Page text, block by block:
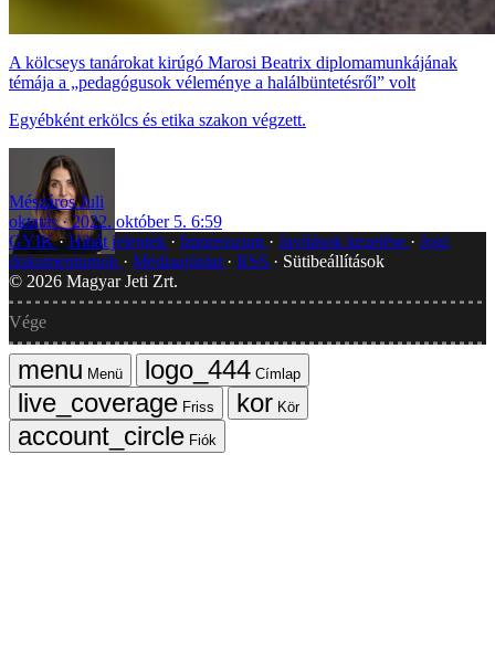
A kölcseys tanárokat kirúgó Marosi Beatrix diplomamunkájának
témája a „pedagógusok véleménye a halálbüntetésről” volt
Egyébként erkölcs és etika szakon végzett.
Mészáros Juli
oktatás
2022. október 5. 6:59
GYIK Hibát jelentek Impresszum Javítások kezelése
Jogi
dokumentumok
Médiaajánlat RSS
Sütibeállítások
© 2026 Magyar Jeti Zrt.
Vége
Menü
Címlap
Friss
Kör
Fiók